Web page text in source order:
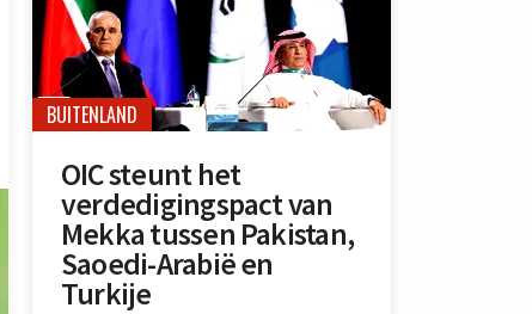
BUITENLAND
OIC steunt het
verdedigingspact van
Mekka tussen Pakistan,
Saoedi-Arabië en
Turkije